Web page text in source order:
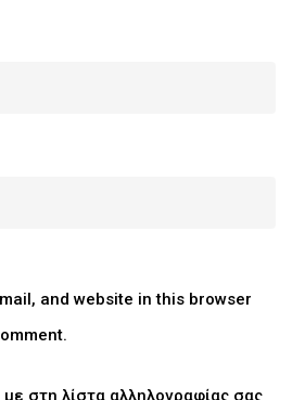
and website in this browser
στη λίστα αλληλογραφίας σας